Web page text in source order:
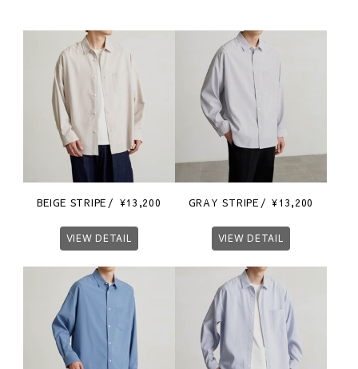
BEIGE STRIPE ¥13,200
VIEW DETAIL
GRAY STRIPE ¥13,200
VIEW DETAIL